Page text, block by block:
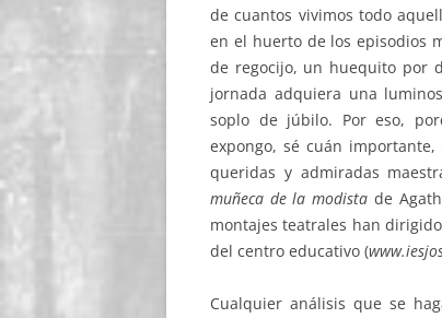
de cuantos vivimos todo
en el huerto de los episodios
de regocijo, un huequito por
jornada adquiera una
soplo de júbilo. Por eso,
expongo, sé cuán
queridas y admiradas
muñeca de la modista de
montajes teatrales han
del centro educativo (
Cualquier análisis que se